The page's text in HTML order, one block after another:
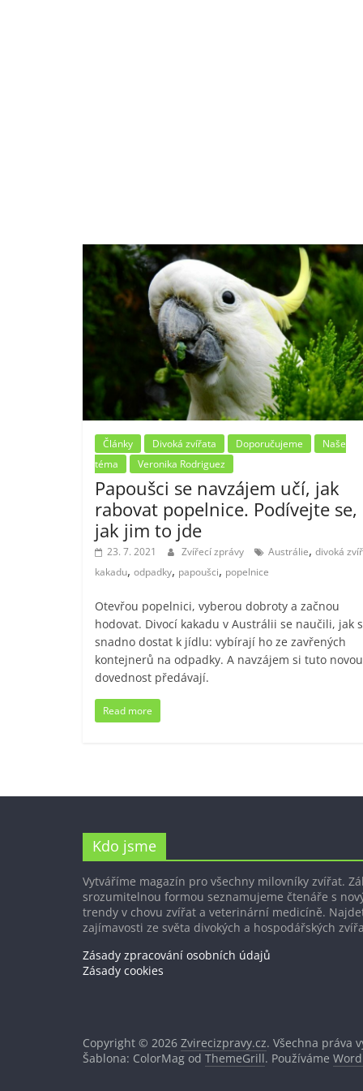
Články Divoká zvířata Doporučujeme
Naše
téma
Veronika Rodriguez
Papoušci se navzájem učí, jak
rabovat popelnice. Podívejte se,
jak jim to jde
23. 7. 2021 Zvířecí zprávy Austrálie, divoká
kakadu, odpadky, papoušci, popelnice
Otevřou popelnici, vyberou dobroty a začnou
hodovat. Divocí kakadu v Austrálii se naučili, jak
snadno dostat k jídlu: vybírají ho ze zavřených
kontejnerů na odpadky. A navzájem si tuto novou
dovednost předávají.
Read more
Kdo jsme
Vytváříme magazín pro všechny milovníky zvířat.
srozumitelnou formou seznamujeme čtenáře s
trendy v chovu zvířat a veterinární medicíně.
zajímavosti ze světa divokých a hospodářských
Zásady zpracování osobních údajů
Zásady cookies
Copyright © 2026 Zvirecizpravy.cz. Všechna práva
Šablona: ColorMag od ThemeGrill. Používáme